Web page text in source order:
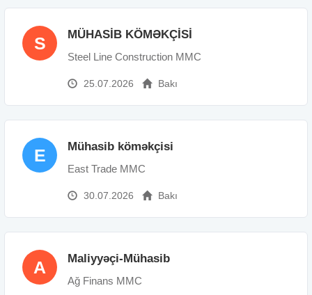
S MÜHASİB KÖMƏKÇİSİ
Steel Line Construction MMC
25.07.2026 Bakı
E Mühasib köməkçisi
East Trade MMC
30.07.2026 Bakı
A Maliyyəçi-Mühasib
Ağ Finans MMC